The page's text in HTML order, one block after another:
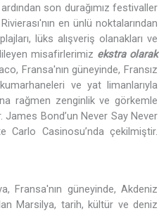
son durağımız festivaller
en ünlü noktalarından
lüks alışveriş olanakları ve
misafirlerimiz ekstra olarak
Fransa'nın güneyinde, Fransız
ve yat limanlarıyla
rağmen zenginlik ve görkemle
Bond’un Never Say Never
Casinosu’nda çekilmiştir.
Fransa'nın güneyinde, Akdeniz
Marsilya, tarih, kültür ve deniz